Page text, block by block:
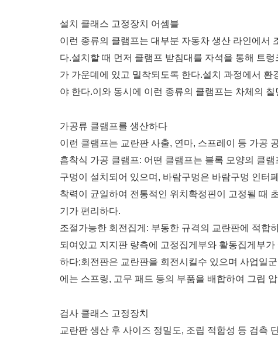
설치 클래스 고정장치 어셈블
이런 종류의 클램프는 대부분 자동차 생산 라인에서
다.설치할 때 먼저 클램프 받침대를 자석을 통해 트
가 가운데에 있고 밀착되도록 한다.설치 과정에서
야 한다.이와 동시에 이런 종류의 클램프는 차체의
가공류 클램프를 생산하다
이런 클램프는 교란판 사출, 연마, 스프레이 등 가공
흡착식 가공 클램프: 어떤 클램프는 블록 모양의 클
구멍이 설치되어 있으며, 바람구멍은 바람구멍 인터
착력이 균일하여 전통적인 위치확정핀이 고정될 때
기가 편리하다.
조절가능한 회전집게: 부동한 규격의 교란판에 적합
되여있고 지지판 량측에 고정집게부와 활동집게부
하다;회전판은 교란판을 회전시킬수 있으며 사업일
에는 스프링, 고무 패드 등의 부품을 배합하여 그립
검사 클래스 고정장치
교란판 생산 후 사이즈 정밀도, 조립 적합성 등 검측